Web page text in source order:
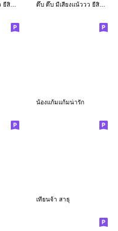
ดึ๊บ ดึ๊บ มีเสียงแน้ววว ยี่สิบเจ็ด ดึ๊บ ดึ๊บ มีเสียงแน้ววว ยี่สิบหก
น้องแก้มแก้มน่ารัก
เทียนจ้า สาธุ